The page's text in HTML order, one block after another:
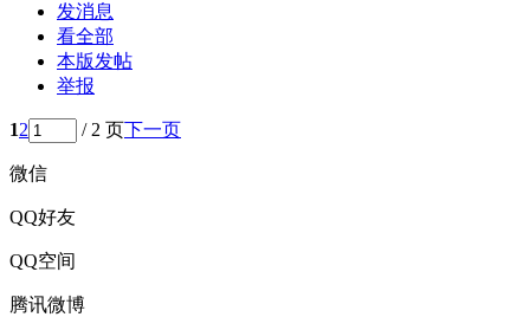
发消息
看全部
本版发帖
举报
12 / 2 页下一页
微信
QQ好友
QQ空间
腾讯微博